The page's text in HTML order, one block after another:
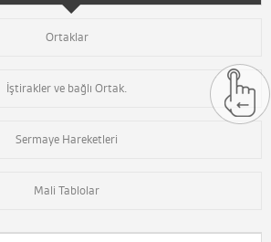
Ortaklar
İştirakler ve bağlı Ortak.
Sermaye Hareketleri
Mali Tablolar